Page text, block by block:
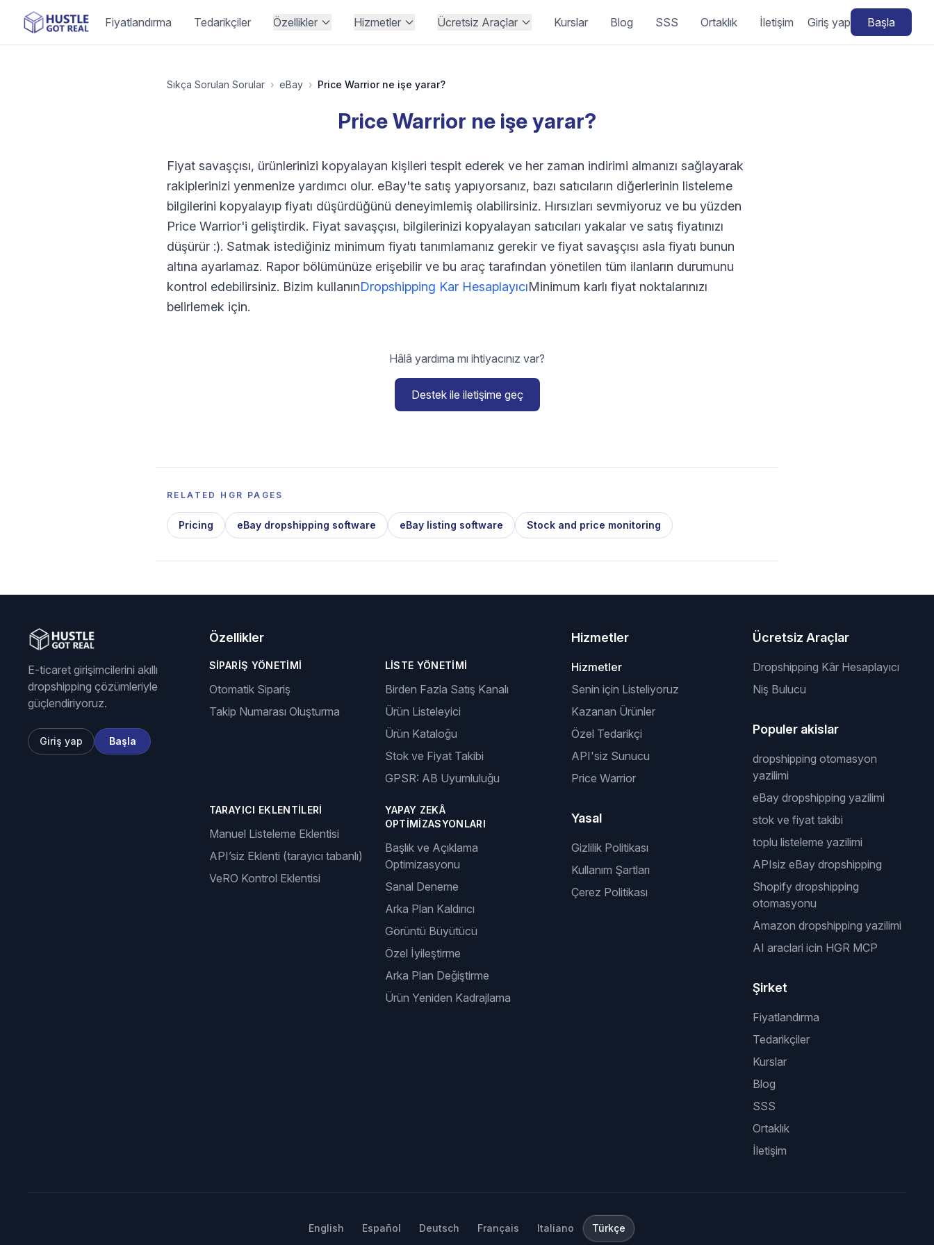
Fiyatlandırma Tedarikçiler Özellikler Hizmetler Ücretsiz Araçlar Kurslar Blog SSS Ortaklık İletişim Giriş yap Başla
Sıkça Sorulan Sorular › eBay › Price Warrior ne işe yarar?
Price Warrior ne işe yarar?
Fiyat savaşçısı, ürünlerinizi kopyalayan kişileri tespit ederek ve her zaman indirimi almanızı sağlayarak
rakiplerinizi yenmenize yardımcı olur. eBay'te satış yapıyorsanız, bazı satıcıların diğerlerinin listeleme
bilgilerini kopyalayıp fiyatı düşürdüğünü deneyimlemiş olabilirsiniz. Hırsızları sevmiyoruz ve bu yüzden
Price Warrior'i geliştirdik. Fiyat savaşçısı, bilgilerinizi kopyalayan satıcıları yakalar ve satış fiyatınızı
düşürür :). Satmak istediğiniz minimum fiyatı tanımlamanız gerekir ve fiyat savaşçısı asla fiyatı bunun
altına ayarlamaz. Rapor bölümünüze erişebilir ve bu araç tarafından yönetilen tüm ilanların durumunu
kontrol edebilirsiniz. Bizim kullanınDropshipping Kar HesaplayıcıMinimum karlı fiyat noktalarınızı
belirlemek için.
Hâlâ yardıma mı ihtiyacınız var?
Destek ile iletişime geç
RELATED HGR PAGES
Pricing eBay dropshipping software eBay listing software Stock and price monitoring
E-ticaret girişimcilerini akıllı
dropshipping çözümleriyle
güçlendiriyoruz.
Giriş yap Başla
Özellikler
SIPARIŞ YÖNETIMI
Otomatik Sipariş
Takip Numarası Oluşturma
LISTE YÖNETIMI
Birden Fazla Satış Kanalı
Ürün Listeleyici
Ürün Kataloğu
Stok ve Fiyat Takibi
GPSR: AB Uyumluluğu
TARAYICI EKLENTILERI
Manuel Listeleme Eklentisi
API’siz Eklenti (tarayıcı tabanlı)
VeRO Kontrol Eklentisi
YAPAY ZEKÂ
OPTIMIZASYONLARI
Başlık ve Açıklama
Optimizasyonu
Sanal Deneme
Arka Plan Kaldırıcı
Görüntü Büyütücü
Özel İyileştirme
Arka Plan Değiştirme
Ürün Yeniden Kadrajlama
Hizmetler
Hizmetler
Senin için Listeliyoruz
Kazanan Ürünler
Özel Tedarikçi
API'siz Sunucu
Price Warrior
Yasal
Gizlilik Politikası
Kullanım Şartları
Çerez Politikası
Ücretsiz Araçlar
Dropshipping Kâr Hesaplayıcı
Niş Bulucu
Populer akislar
dropshipping otomasyon
yazilimi
eBay dropshipping yazilimi
stok ve fiyat takibi
toplu listeleme yazilimi
APIsiz eBay dropshipping
Shopify dropshipping
otomasyonu
Amazon dropshipping yazilimi
AI araclari icin HGR MCP
Şirket
Fiyatlandırma
Tedarikçiler
Kurslar
Blog
SSS
Ortaklık
İletişim
English Español Deutsch Français Italiano Türkçe